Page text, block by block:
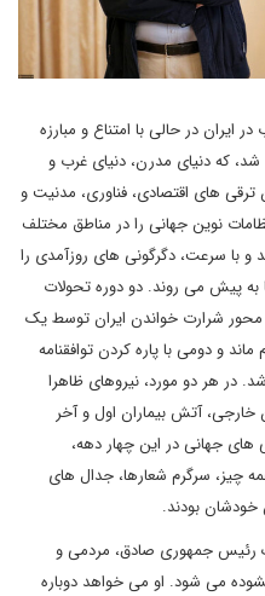
ایران در حالی با امتناع و مبارزه
که دنیای مدرن، دنیای غرب و
های اقتصادی، فناوری، مدنیت و
نوین جهانی را در مناطق مختلف
و با سرعت، دگرگونی های روزآمدی را
به پیش می روند. دو دوره تحولات
محور شرارت خواندن ایران توسط یک
و دومی با پاره کردن توافقنامه
در هر دو مورد، نیروهای ظاهرا
خارجی، آتش بیماران اول و آخر
های جهانی در این چهار دهه،
چیز، سرگرم شعارها، جدال های
بودند.
رئیس جمهوری صادق، مردمی و
می شود. او می خواهد دوباره